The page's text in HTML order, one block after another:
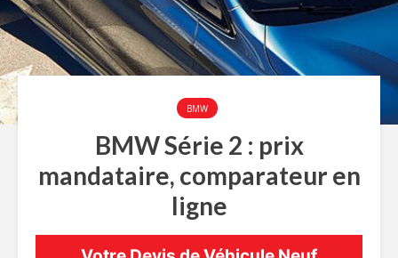
BMW
BMW Série 2 : prix
mandataire, comparateur en
ligne